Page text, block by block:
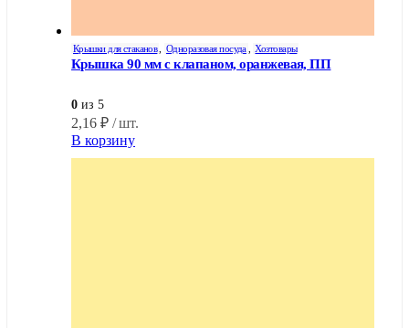
Крышки для стаканов Одноразовая посуда Хозтовары
Крышка 90 мм с клапаном, оранжевая, ПП
0 из 5
2,16 ₽ / шт.
В корзину